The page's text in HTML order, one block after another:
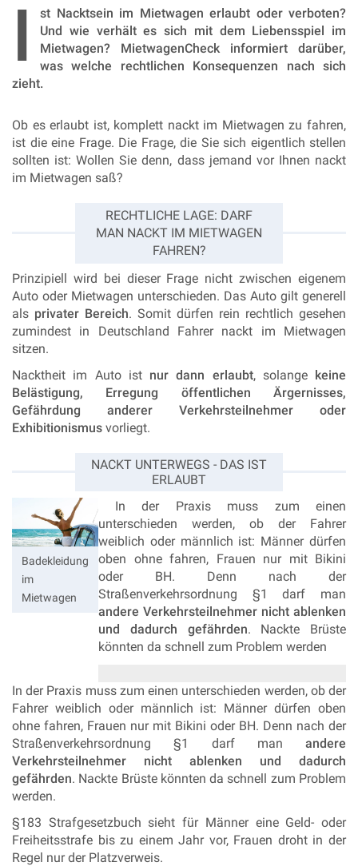
I
st Nacktsein im Mietwagen erlaubt oder verboten?
Und wie verhält es sich mit dem Liebensspiel im
Mietwagen? MietwagenCheck informiert darüber,
was welche rechtlichen Konsequenzen nach sich
zieht.
Ob es erlaubt ist, komplett nackt im Mietwagen zu fahren,
ist die eine Frage. Die Frage, die Sie sich eigentlich stellen
sollten ist: Wollen Sie denn, dass jemand vor Ihnen nackt
im Mietwagen saß?
RECHTLICHE LAGE: DARF
MAN NACKT IM MIETWAGEN
FAHREN?
Prinzipiell wird bei dieser Frage nicht zwischen eigenem
Auto oder Mietwagen unterschieden. Das Auto gilt generell
als privater Bereich. Somit dürfen rein rechtlich gesehen
zumindest in Deutschland Fahrer nackt im Mietwagen
sitzen.
Nacktheit im Auto istnur dann erlaubt, solange keine
Belästigung, Erregung öffentlichen Ärgernisses,
Gefährdung anderer Verkehrsteilnehmer oder
Exhibitionismus vorliegt.
NACKT UNTERWEGS - DAS IST
ERLAUBT
Badekleidung
im
Mietwagen
In der Praxis muss zum einen
unterschieden werden, ob der Fahrer
weiblich oder männlich ist: Männer dürfen
oben ohne fahren, Frauen nur mit Bikini
oder BH. Denn nach der
Straßenverkehrsordnung §1 darf man
andere Verkehrsteilnehmer nicht ablenken
und dadurch gefährden. Nackte Brüste
könnten da schnell zum Problem werden
In der Praxis muss zum einen unterschieden werden, ob der
Fahrer weiblich oder männlich ist: Männer dürfen oben
ohne fahren, Frauen nur mit Bikini oder BH. Denn nach der
Straßenverkehrsordnung §1 darf man andere
Verkehrsteilnehmer nicht ablenken und dadurch
gefährden. Nackte Brüste könnten da schnell zum Problem
werden.
§183 Strafgesetzbuch sieht für Männer eine Geld- oder
Freiheitsstrafe bis zu einem Jahr vor, Frauen droht in der
Regel nur der Platzverweis.